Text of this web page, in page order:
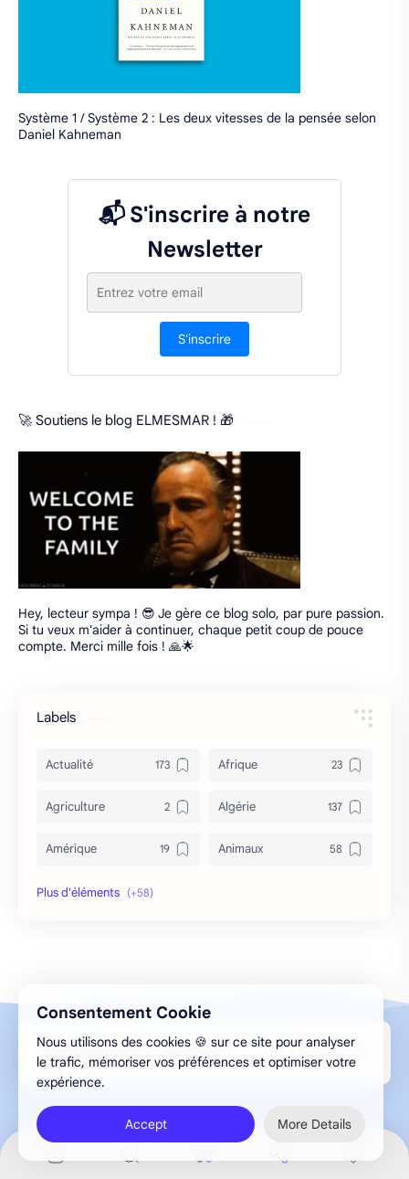
Système 1 / Système 2 : Les deux vitesses de la pensée selon
Daniel Kahneman
📬 S'inscrire à notre
Newsletter
S'inscrire
🚀 Soutiens le blog ELMESMAR ! 🎁
Hey, lecteur sympa ! 😎 Je gère ce blog solo, par pure passion.
Si tu veux m'aider à continuer, chaque petit coup de pouce
compte. Merci mille fois ! 🙏🌟
Labels
Actualité Afrique
Agriculture Algérie
Amérique Animaux
Archéologie
Bon à savoir
Caricature Chine
conflit correspondance
Consentement Cookie
Nous utilisons des cookies 🍪 sur ce site pour analyser
le trafic, mémoriser vos préférences et optimiser votre
expérience.
Accept More Details